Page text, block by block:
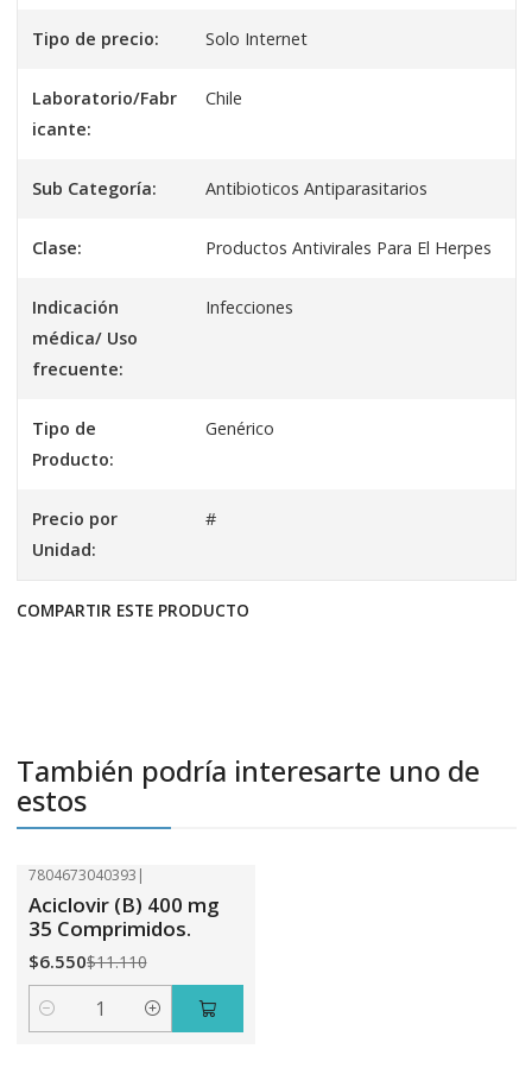
Tipo de precio: Solo Internet
Laboratorio/Fabr
icante:
Chile
Sub Categoría: Antibioticos Antiparasitarios
Clase: Productos Antivirales Para El Herpes
Indicación
médica/ Uso
frecuente:
Infecciones
Tipo de
Producto:
Genérico
Precio por
Unidad:
#
COMPARTIR ESTE PRODUCTO
También podría interesarte uno de
estos
7804673040393 |
Aciclovir (B) 400 mg
35 Comprimidos.
$6.550$11.110
Cantidad